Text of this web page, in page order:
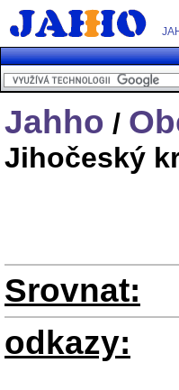
Jahho /
Jihočeský
Srovnat:
odkazy: